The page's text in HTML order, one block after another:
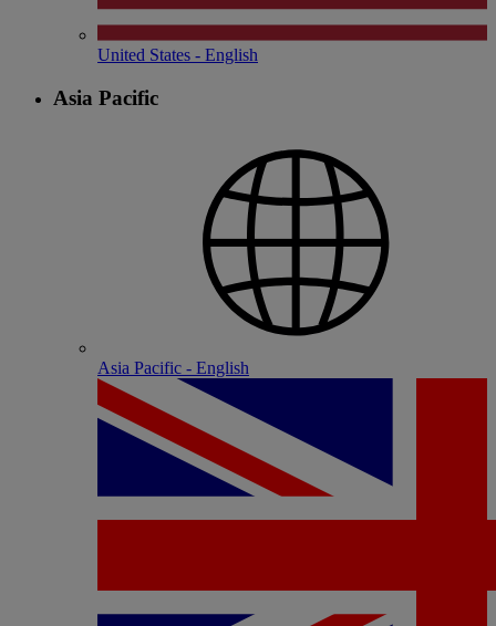
United States - English
Asia Pacific
Asia Pacific - English